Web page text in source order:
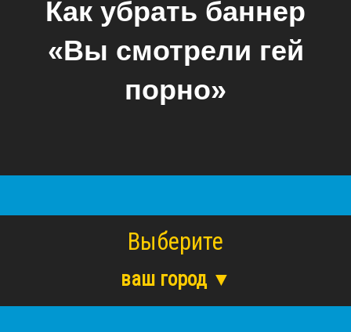
Как убрать баннер
«Вы смотрели гей
порно»
Выберите
ваш город ▼